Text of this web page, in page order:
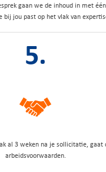
gaan we de inhoud in met
bij jou past op het vlak van
5.
al 3 weken na je sollicitatie, gaat
arbeidsvoorwaarden.